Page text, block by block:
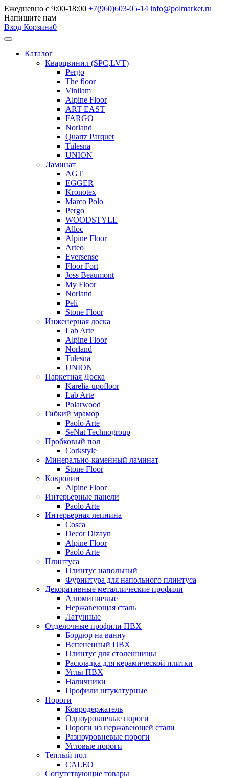
Ежедневно с 9:00-18:00 +7(960)603-05-14 info@polmarket.ru
Напишите нам
Вход Корзина0
Каталог
Кварцвинил (SPC,LVT)
Pergo
The floor
Vinilam
Alpine Floor
ART EAST
FARGO
Norland
Quartz Parquet
Tulesna
UNION
Ламинат
AGT
EGGER
Kronotex
Marco Polo
Pergo
WOODSTYLE
Alloc
Alpine Floor
Arteo
Eversense
Floor Fort
Joss Beaumont
My Floor
Norland
Peli
Stone Floor
Инженерная доска
Lab Arte
Alpine Floor
Norland
Tulesna
UNION
Паркетная Доска
Karelia-upofloor
Lab Arte
Polarwood
Гибкий мрамор
Paolo Arte
SeNat Technogroup
Пробковый пол
Corkstyle
Минерально-каменный ламинат
Stone Floor
Ковролин
Alpine Floor
Интерьерные панели
Paolo Arte
Интерьерная лепнина
Cosca
Decor Dizayn
Alpine Floor
Paolo Arte
Плинтуса
Плинтус напольный
Фурнитура для напольного плинтуса
Декоративные металлические профили
Алюминиевые
Нержавеющая сталь
Латунные
Отделочные профили ПВХ
Бордюр на ванну
Вспененный ПВХ
Плинтус для столешницы
Раскладка для керамической плитки
Углы ПВХ
Наличники
Профили штукатурные
Пороги
Ковродержатель
Одноуровневые пороги
Пороги из нержавеющей стали
Разноуровневые пороги
Угловые пороги
Теплый пол
CALEO
Сопутствующие товары